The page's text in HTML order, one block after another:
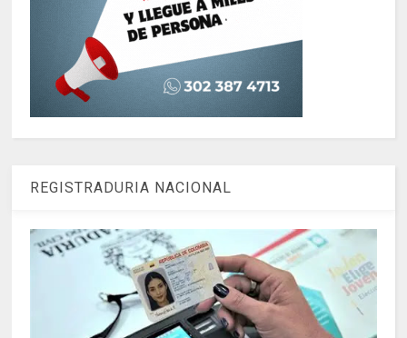
REGISTRADURIA NACIONAL